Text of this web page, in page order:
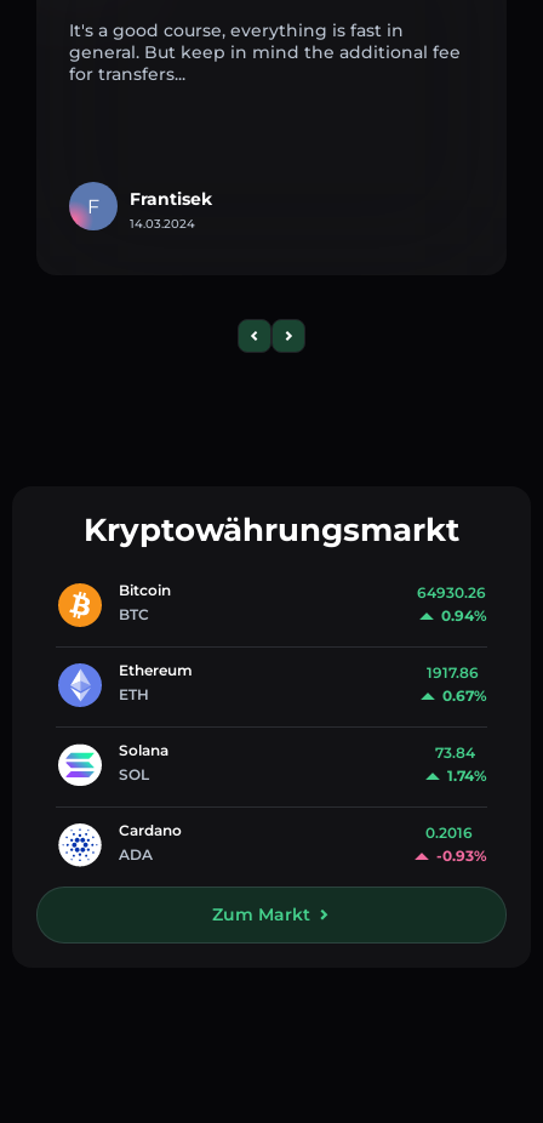
It's a good course, everything is fast in
general. But keep in mind the additional fee
for transfers...
F Frantisek
14.03.2024
Kryptowährungsmarkt
Bitcoin
BTC
64930.26
0.94%
Ethereum
ETH
1917.86
0.67%
Solana
SOL
73.84
1.74%
Cardano
ADA
0.2016
-0.93%
Zum Markt